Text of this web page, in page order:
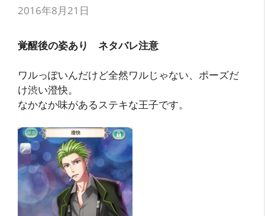
2016年8月21日
覚醒後の姿あり ネタバレ注意
ワルっぽいんだけど全然ワルじゃない、ポーズだ
け渋い澄快。
なかなか味があるステキな王子です。